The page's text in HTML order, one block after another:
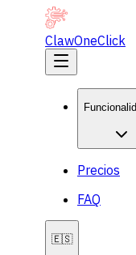
ClawOneClick
Precios
FAQ
🇪🇸